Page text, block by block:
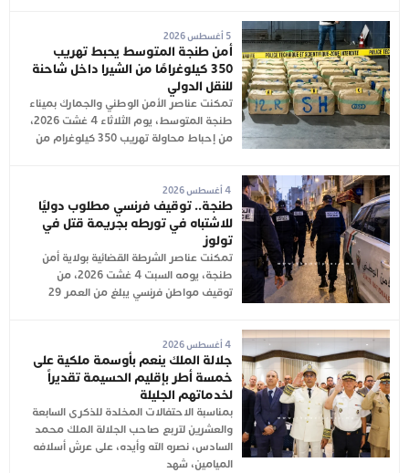
5 أغسطس 2026
أمن طنجة المتوسط يحبط تهريب
350 كيلوغرامًا من الشيرا داخل شاحنة
للنقل الدولي
تمكنت عناصر الأمن الوطني والجمارك بميناء
طنجة المتوسط، يوم الثلاثاء 4 غشت 2026،
من إحباط محاولة تهريب 350 كيلوغرام من
4 أغسطس 2026
طنجة.. توقيف فرنسي مطلوب دوليًا
للاشتباه في تورطه بجريمة قتل في
تولوز
تمكنت عناصر الشرطة القضائية بولاية أمن
طنجة، يومه السبت 4 غشت 2026، من
توقيف مواطن فرنسي يبلغ من العمر 29
4 أغسطس 2026
جلالة الملك ينعم بأوسمة ملكية على
خمسة أطر بإقليم الحسيمة تقديراً
لخدماتهم الجليلة
بمناسبة الاحتفالات المخلدة للذكرى السابعة
والعشرين لتربع صاحب الجلالة الملك محمد
السادس، نصره الله وأيده، على عرش أسلافه
الميامين، شهد